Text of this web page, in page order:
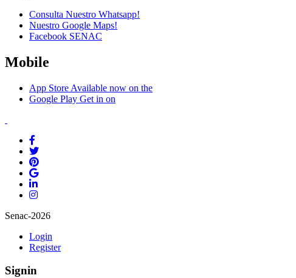
Consulta Nuestro Whatsapp!
Nuestro Google Maps!
Facebook SENAC
Mobile
App Store Available now on the
Google Play Get in on
Senac-2026
Login
Register
Signin